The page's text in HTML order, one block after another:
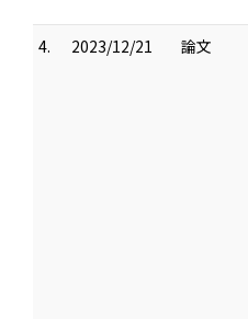
4. 2023/12/21 論文